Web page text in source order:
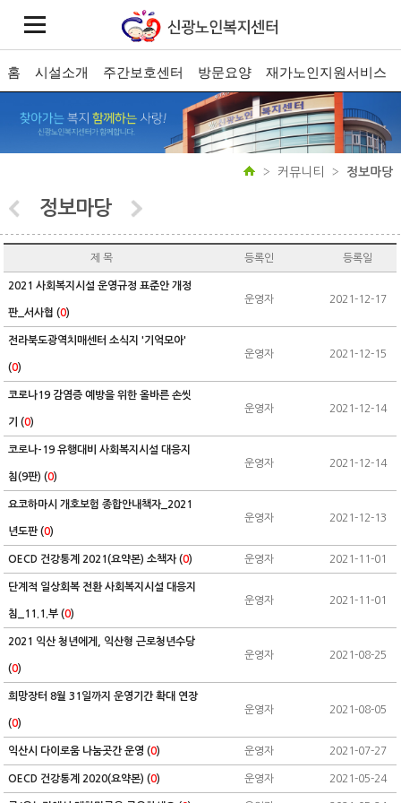
홈 시설소개 주간보호센터 방문요양 재가노인지원서비스
커뮤니티 정보마당
정보마당
제 목 등록인 등록일
2021 사회복지시설 운영규정 표준안 개정
판_서사협 (0)
운영자 2021-12-17
전라북도광역치매센터 소식지 '기억모아'
(0)
운영자 2021-12-15
코로나19 감염증 예방을 위한 올바른 손씻
기 (0)
운영자 2021-12-14
코로나-19 유행대비 사회복지시설 대응지
침(9판) (0)
운영자 2021-12-14
요코하마시 개호보험 종합안내책자_2021
년도판 (0)
운영자 2021-12-13
OECD 건강통계 2021(요약본) 소책자 (0) 운영자 2021-11-01
단계적 일상회복 전환 사회복지시설 대응지
침_11.1.부 (0)
운영자 2021-11-01
2021 익산 청년에게, 익산형 근로청년수당
(0)
운영자 2021-08-25
희망장터 8월 31일까지 운영기간 확대 연장
(0)
운영자 2021-08-05
익산시 다이로움 나눔곳간 운영 (0) 운영자 2021-07-27
OECD 건강통계 2020(요약본) (0) 운영자 2021-05-24